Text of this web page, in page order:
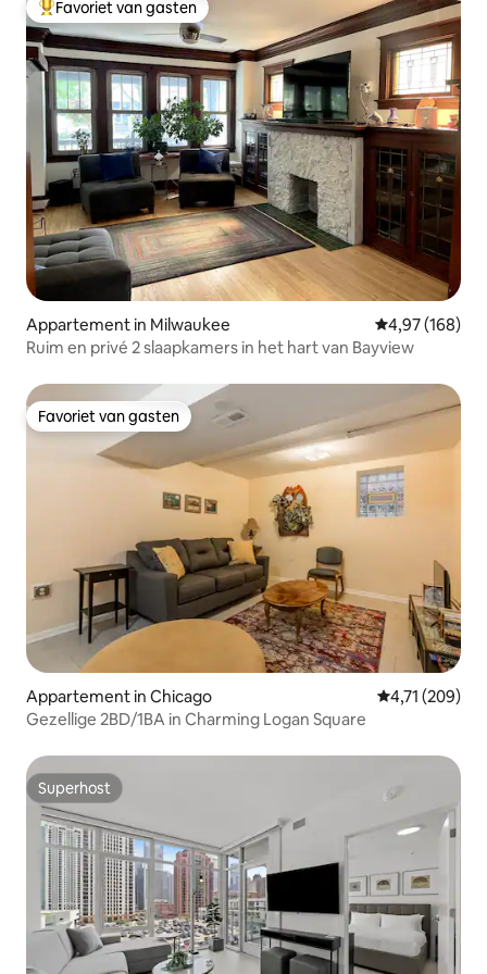
Topfavoriet van gasten
Favoriet van gasten
Appartement in Milwaukee Gemiddelde
4,97 (168)
Ruim en privé 2 slaapkamers in het hart van Bayview
Favoriet van gasten
Favoriet van gasten
Appartement in Chicago Gemiddelde
4,71 (209)
Gezellige 2BD/1BA in Charming Logan Square
Superhost
Superhost